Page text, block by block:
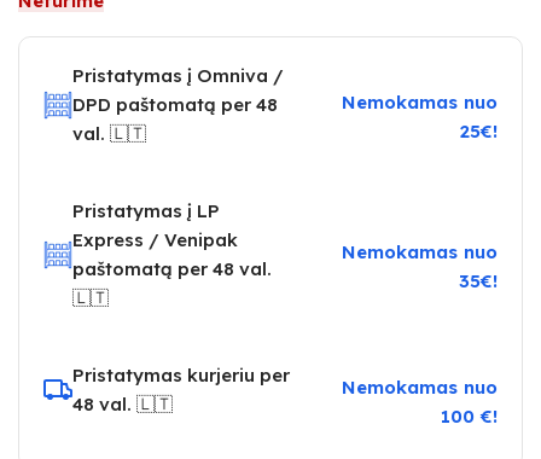
Pristatymas į Omniva /
DPD paštomatą per 48
val. 🇱🇹
Nemokamas nuo
25€!
Pristatymas į LP
Express / Venipak
paštomatą per 48 val.
🇱🇹
Nemokamas nuo
35€!
Pristatymas kurjeriu per
48 val. 🇱🇹
Nemokamas nuo
100 €!